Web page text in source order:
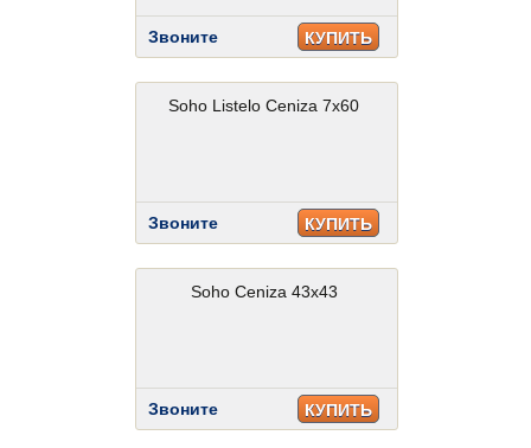
Звоните КУПИТЬ
Soho Listelo Ceniza 7x60
Звоните КУПИТЬ
Soho Ceniza 43x43
Звоните КУПИТЬ